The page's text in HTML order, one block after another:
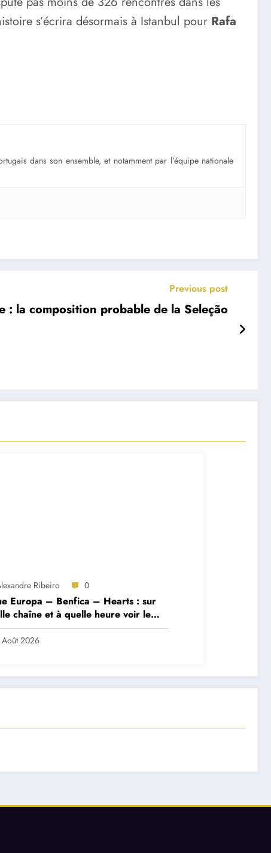
s’écrira désormais à Istanbul pour Rafa
dans son ensemble, et notamment par l’équipe nationale
Previous post
la composition probable de la Seleção
Ribeiro 0
Europa – Benfica – Hearts : sur
chaîne et à quelle heure voir le
?
2026